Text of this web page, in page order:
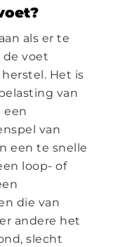
als er te
de voet
Het is
van
een
van
een te snelle
loop- of
die van
andere het
slecht